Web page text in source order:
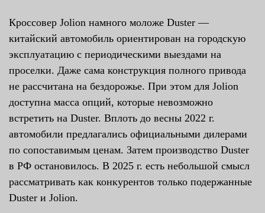
Кроссовер Jolion намного моложе Duster —
китайский автомобиль ориентирован на городскую
эксплуатацию с периодическими выездами на
проселки. Даже сама конструкция полного привода
не рассчитана на бездорожье. При этом для Jolion
доступна масса опций, которые невозможно
встретить на Duster. Вплоть до весны 2022 г.
автомобили предлагались официальными дилерами
по сопоставимым ценам. Затем производство Duster
в РФ остановилось. В 2025 г. есть небольшой смысл
рассматривать как конкурентов только подержанные
Duster и Jolion.